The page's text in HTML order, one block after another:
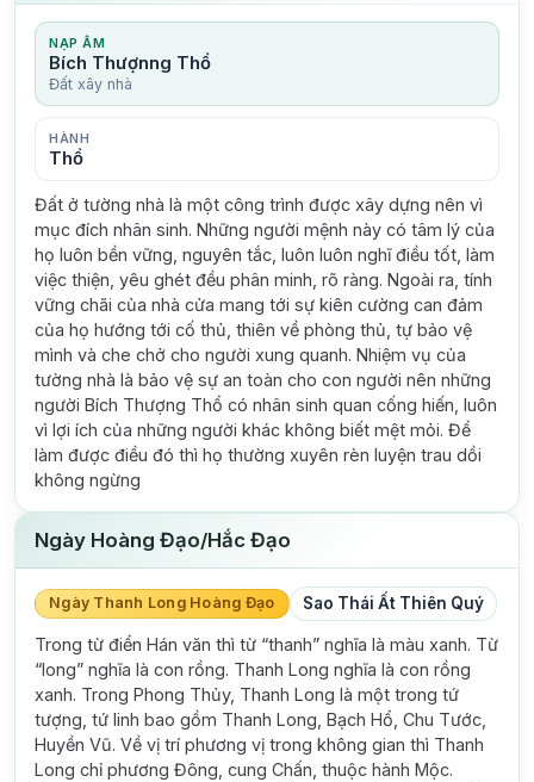
NẠP ÂM
Bích Thượnng Thổ
Đất xây nhà
HÀNH
Thổ
Đất ở tường nhà là một công trình được xây dựng nên vì
mục đích nhân sinh. Những người mệnh này có tâm lý của
họ luôn bền vững, nguyên tắc, luôn luôn nghĩ điều tốt, làm
việc thiện, yêu ghét đều phân minh, rõ ràng. Ngoài ra, tính
vững chãi của nhà cửa mang tới sự kiên cường can đảm
của họ hướng tới cố thủ, thiên về phòng thủ, tự bảo vệ
mình và che chở cho người xung quanh. Nhiệm vụ của
tường nhà là bảo vệ sự an toàn cho con người nên những
người Bích Thượng Thổ có nhân sinh quan cống hiến, luôn
vì lợi ích của những người khác không biết mệt mỏi. Để
làm được điều đó thì họ thường xuyên rèn luyện trau dồi
không ngừng
Ngày Hoàng Đạo/Hắc Đạo
Ngày Thanh Long Hoàng Đạo Sao Thái Ất Thiên Quý
Trong từ điển Hán văn thì từ “thanh” nghĩa là màu xanh. Từ
“long” nghĩa là con rồng. Thanh Long nghĩa là con rồng
xanh. Trong Phong Thủy, Thanh Long là một trong tứ
tượng, tứ linh bao gồm Thanh Long, Bạch Hổ, Chu Tước,
Huyền Vũ. Về vị trí phương vị trong không gian thì Thanh
Long chỉ phương Đông, cung Chấn, thuộc hành Mộc.